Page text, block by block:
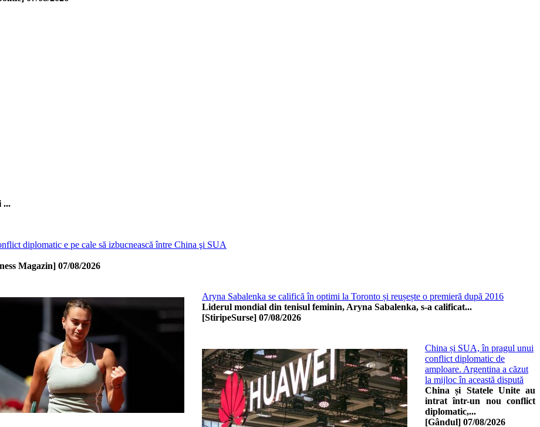
...
diplomatic e pe cale să izbucnească între China şi SUA
Magazin] 07/08/2026
Aryna Sabalenka se califică în optimi la Toronto și reușește o premieră după 2016
Liderul mondial din tenisul feminin, Aryna Sabalenka, s-a calificat...
[StiripeSurse] 07/08/2026
China și SUA, în pragul unui
conflict diplomatic de
amploare. Argentina a căzut
la mijloc în această dispută
China și Statele Unite au
intrat într-un nou conflict
diplomatic,...
[Gândul] 07/08/2026